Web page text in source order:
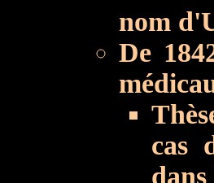
nom
De
cas